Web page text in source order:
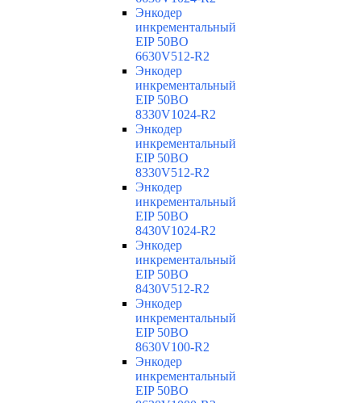
Энкодер
инкрементальный
EIP 50BO
6630V512-R2
Энкодер
инкрементальный
EIP 50BO
8330V1024-R2
Энкодер
инкрементальный
EIP 50BO
8330V512-R2
Энкодер
инкрементальный
EIP 50BO
8430V1024-R2
Энкодер
инкрементальный
EIP 50BO
8430V512-R2
Энкодер
инкрементальный
EIP 50BO
8630V100-R2
Энкодер
инкрементальный
EIP 50BO